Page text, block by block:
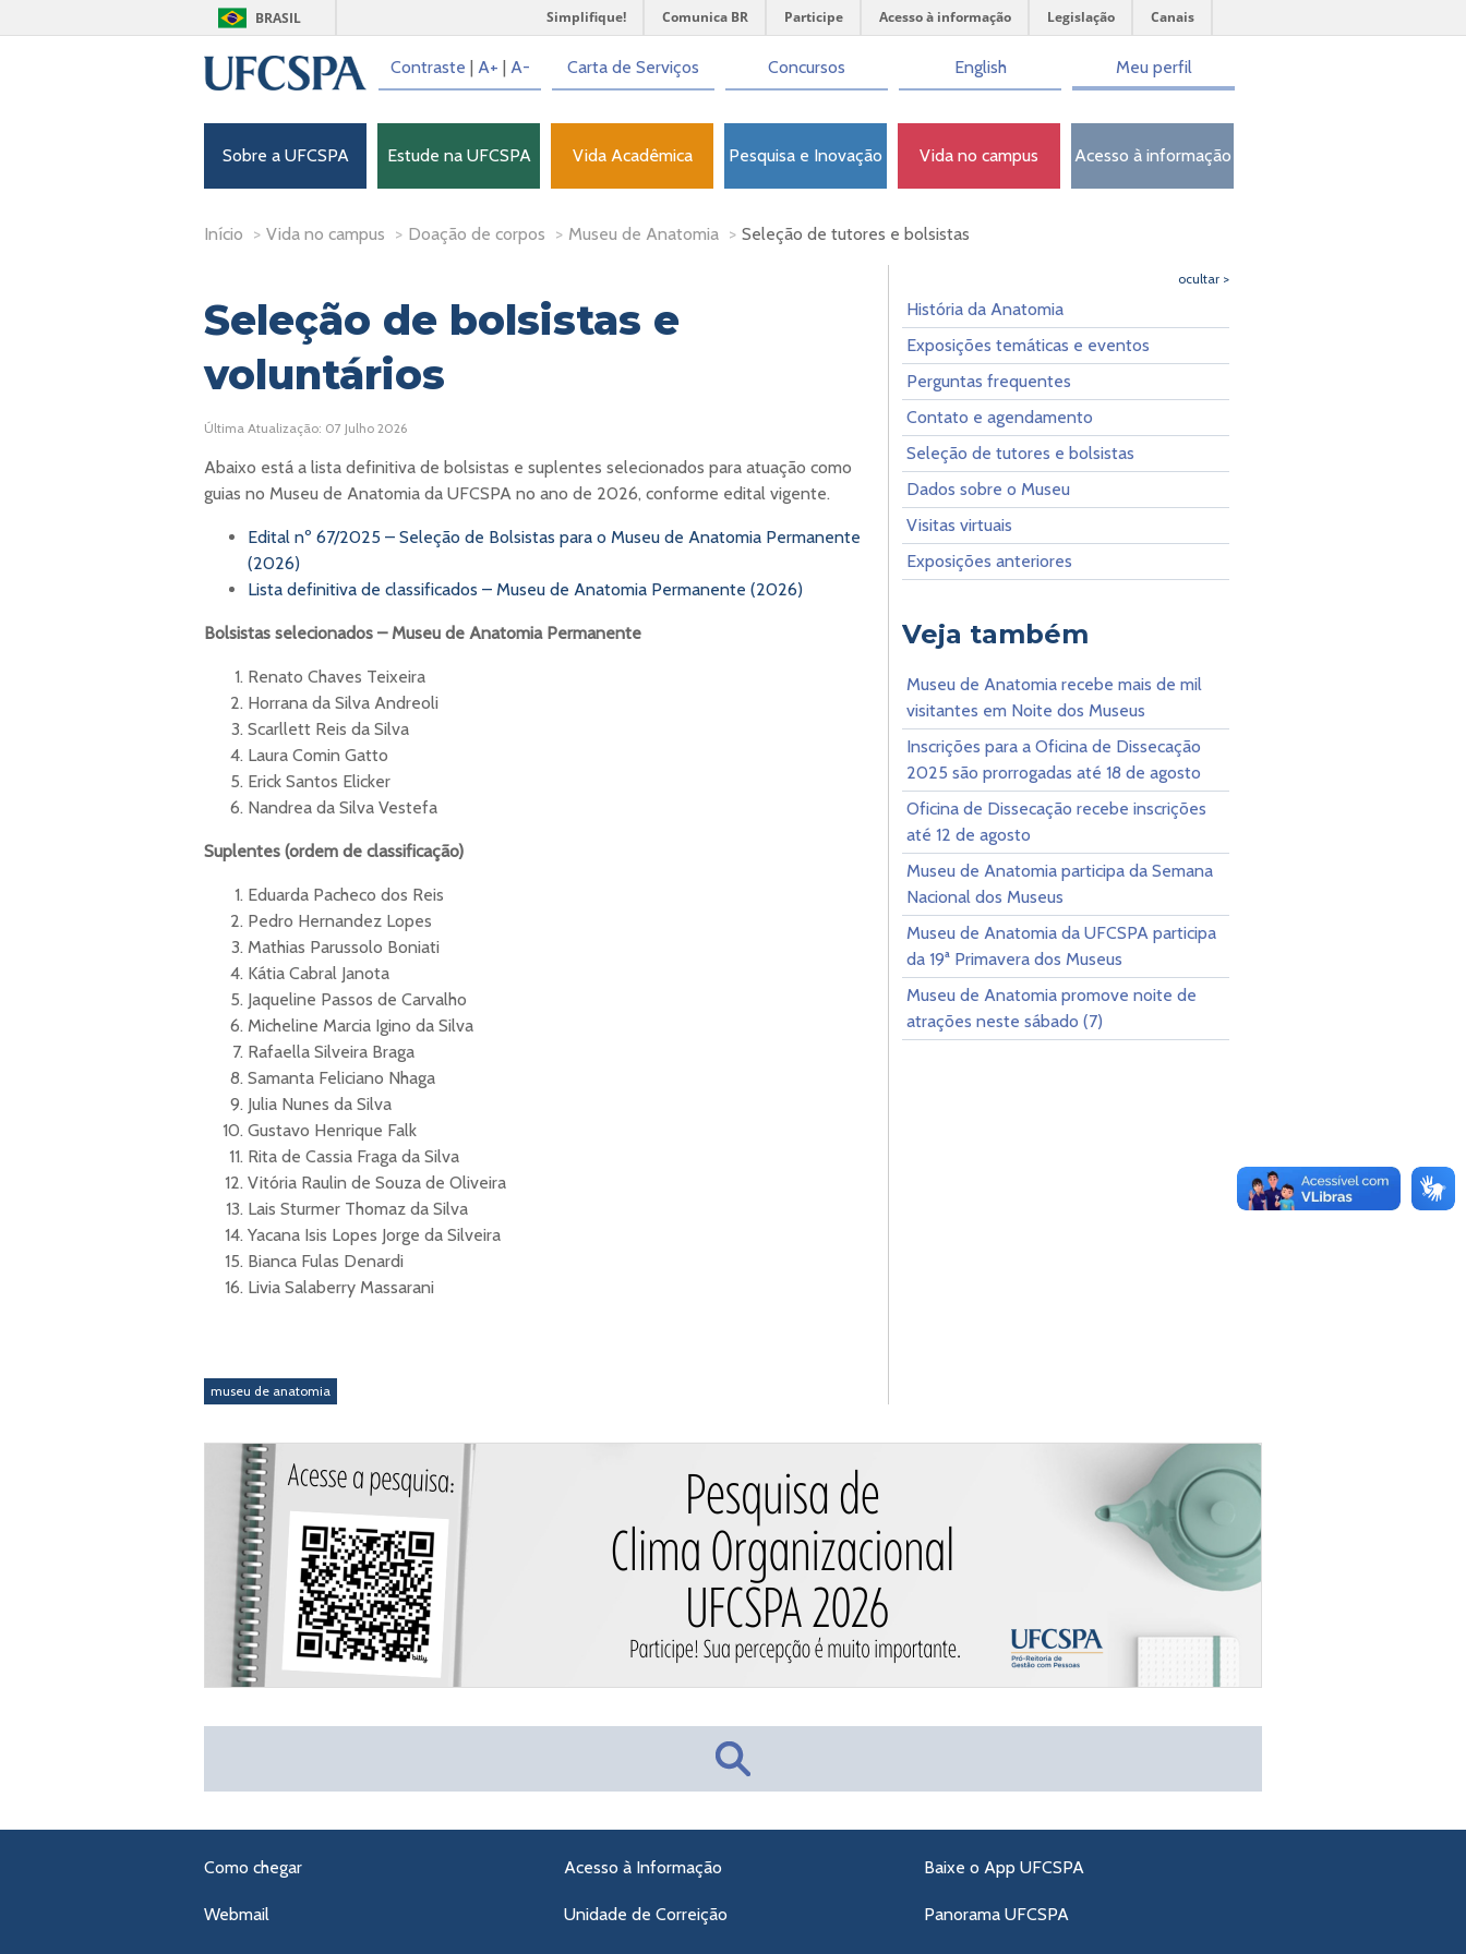
BRASIL Simplifique! Comunica BR Participe Acesso à informação Legislação Canais
Contraste | A+ | A- Carta de Serviços Concursos English Meu perfil
Sobre a UFCSPA Estude na UFCSPA Vida Acadêmica Pesquisa e Inovação Vida no campus Acesso à informação
Início > Vida no campus > Doação de corpos > Museu de Anatomia > Seleção de tutores e bolsistas
Seleção de bolsistas e
voluntários
Última Atualização: 07 Julho 2026
Abaixo está a lista definitiva de bolsistas e suplentes selecionados para atuação como
guias no Museu de Anatomia da UFCSPA no ano de 2026, conforme edital vigente.
Edital nº 67/2025 – Seleção de Bolsistas para o Museu de Anatomia Permanente
(2026)
Lista definitiva de classificados – Museu de Anatomia Permanente (2026)
Bolsistas selecionados – Museu de Anatomia Permanente
Renato Chaves Teixeira
Horrana da Silva Andreoli
Scarllett Reis da Silva
Laura Comin Gatto
Erick Santos Elicker
Nandrea da Silva Vestefa
Suplentes (ordem de classificação)
Eduarda Pacheco dos Reis
Pedro Hernandez Lopes
Mathias Parussolo Boniati
Kátia Cabral Janota
Jaqueline Passos de Carvalho
Micheline Marcia Igino da Silva
Rafaella Silveira Braga
Samanta Feliciano Nhaga
Julia Nunes da Silva
Gustavo Henrique Falk
Rita de Cassia Fraga da Silva
Vitória Raulin de Souza de Oliveira
Lais Sturmer Thomaz da Silva
Yacana Isis Lopes Jorge da Silveira
Bianca Fulas Denardi
Livia Salaberry Massarani
museu de anatomia
ocultar >
História da Anatomia
Exposições temáticas e eventos
Perguntas frequentes
Contato e agendamento
Seleção de tutores e bolsistas
Dados sobre o Museu
Visitas virtuais
Exposições anteriores
Veja também
Museu de Anatomia recebe mais de mil
visitantes em Noite dos Museus
Inscrições para a Oficina de Dissecação
2025 são prorrogadas até 18 de agosto
Oficina de Dissecação recebe inscrições
até 12 de agosto
Museu de Anatomia participa da Semana
Nacional dos Museus
Museu de Anatomia da UFCSPA participa
da 19ª Primavera dos Museus
Museu de Anatomia promove noite de
atrações neste sábado (7)
Como chegar
Webmail
Acesso à Informação
Unidade de Correição
Baixe o App UFCSPA
Panorama UFCSPA